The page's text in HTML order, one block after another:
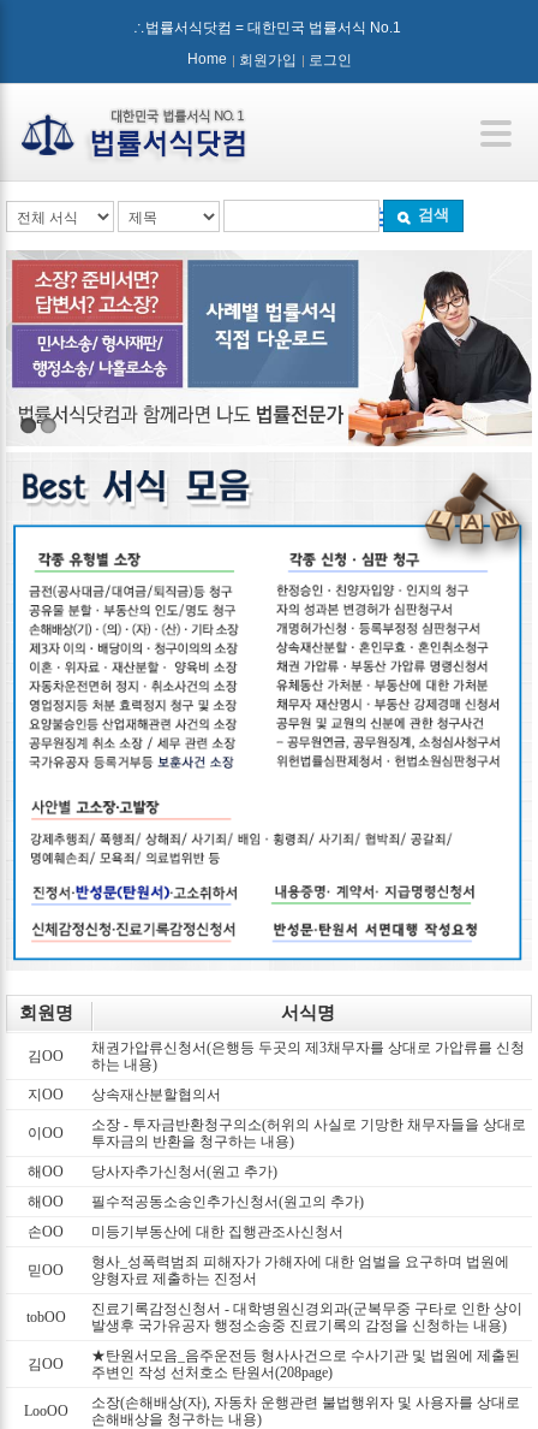
∴법률서식닷컴 = 대한민국 법률서식 No.1
Home
회원가입 로그인
검색
회원명 서식명
김OO
채권가압류신청서(은행등 두곳의 제3채무자를 상대로 가압류를 신청
하는 내용)
지OO
상속재산분할협의서
이OO
소장 - 투자금반환청구의소(허위의 사실로 기망한 채무자들을 상대로
투자금의 반환을 청구하는 내용)
해OO
당사자추가신청서(원고 추가)
해OO
필수적공동소송인추가신청서(원고의 추가)
손OO
미등기부동산에 대한 집행관조사신청서
믿OO
형사_성폭력범죄 피해자가 가해자에 대한 엄벌을 요구하며 법원에
양형자료 제출하는 진정서
tobOO
진료기록감정신청서 - 대학병원신경외과(군복무중 구타로 인한 상이
발생후 국가유공자 행정소송중 진료기록의 감정을 신청하는 내용)
김OO
★탄원서모음_음주운전등 형사사건으로 수사기관 및 법원에 제출된
주변인 작성 선처호소 탄원서(208page)
LooOO
소장(손해배상(자), 자동차 운행관련 불법행위자 및 사용자를 상대로
손해배상을 청구하는 내용)